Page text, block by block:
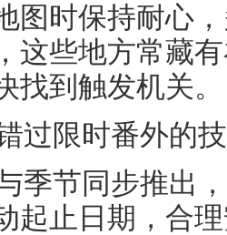
图时保持耐心
这些地方常藏
找到触发机关。
过限时番外的
季节同步推出
起止日期，合